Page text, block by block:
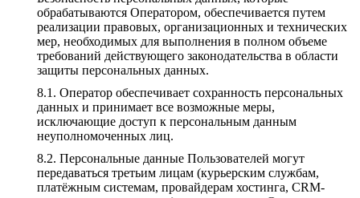
обрабатываются Оператором, обеспечивается путем
реализации правовых, организационных и технических
мер, необходимых для выполнения в полном объеме
требований действующего законодательства в области
защиты персональных данных.
Оператор обеспечивает сохранность персональных
данных и принимает все возможные меры,
исключающие доступ к персональным данным
неуполномоченных лиц.
Персональные данные Пользователей могут
передаваться третьим лицам (курьерским службам,
платёжным системам, провайдерам хостинга, CRM-